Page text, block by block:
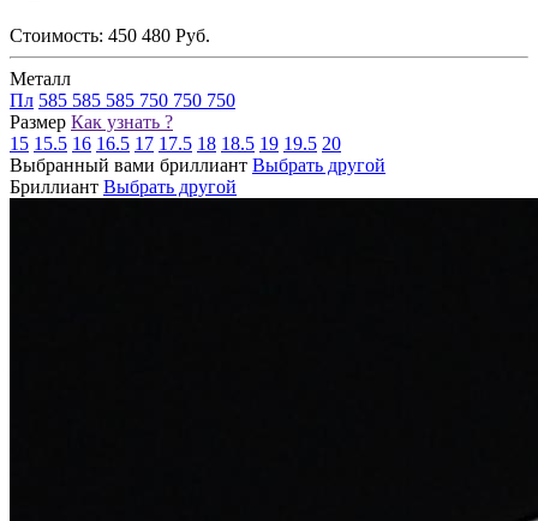
Стоимость: 450 480 Руб.
Металл
Пл 585 585 585 750 750 750
Размер Как узнать ?
15 15.5 16 16.5 17 17.5 18 18.5 19 19.5 20
Выбранный вами бриллиант Выбрать другой
Бриллиант Выбрать другой